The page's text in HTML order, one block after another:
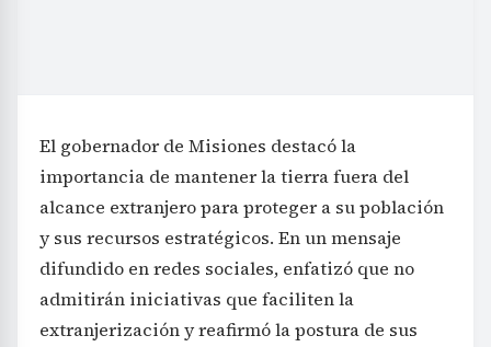
El gobernador de Misiones destacó la
importancia de mantener la tierra fuera del
alcance extranjero para proteger a su población
y sus recursos estratégicos. En un mensaje
difundido en redes sociales, enfatizó que no
admitirán iniciativas que faciliten la
extranjerización y reafirmó la postura de sus